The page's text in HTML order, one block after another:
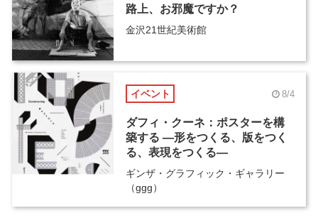
路上、お邪魔ですか？
金沢21世紀美術館
イベント 8/4
ダフィ・クーネ：ポスターを構
築する ―形をつくる、版をつく
る、表現をつくる―
ギンザ・グラフィック・ギャラリー
（ggg）